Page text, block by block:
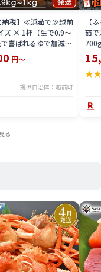
納税】≪浜茹で≫越前
ズ × 1杯（生で0.9〜
喜ばれるゆで加減・
の港から直送！【雄
ずわいがに 越前ガニ
日指定可 備考欄に希
円～
提供自治体：越前町
【
茹
付
ボ
分
★
る